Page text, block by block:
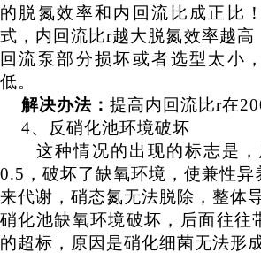
的脱氮效率和内回流比成正比
式，内回流比r越大脱氮效率越高
回流泵部分损坏或者选型太小
低。
解决办法： 提高内回流比r在
4、反硝化池环境破坏
这种情况的出现的标志是
0.5，破坏了缺氧环境，使兼性异
来代谢，硝态氮无法脱除，整体
硝化池缺氧环境破坏，后面往往
的超标，原因是硝化细菌无法形